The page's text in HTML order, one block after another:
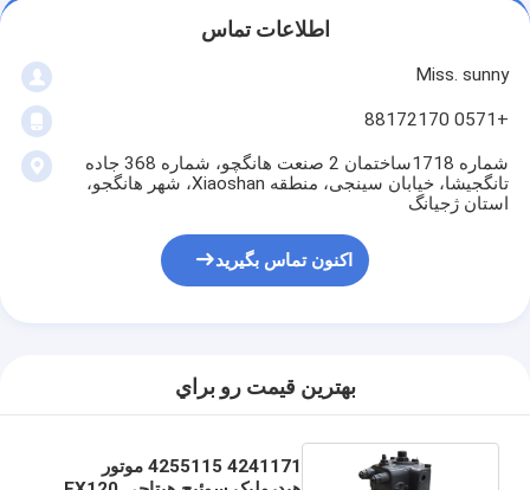
اطلاعات تماس
Miss. sunny
+0571 88172170
شماره 1718ساختمان 2 صنعت هانگچو، شماره 368 جاده
تانگجیشا، خیابان سینجی، منطقه Xiaoshan، شهر هانگجو،
استان ژجیانگ
اکنون تماس بگیرید
بهترين قيمت رو براي
4241171 4255115 موتور